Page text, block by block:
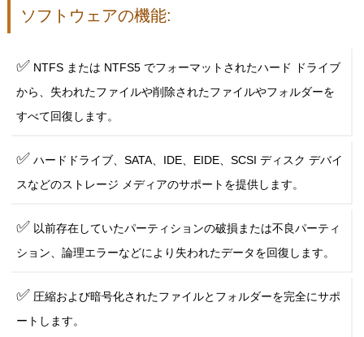
ソフトウェアの機能:
✅ NTFS または NTFS5 でフォーマットされたハード ドライブ
から、失われたファイルや削除されたファイルやフォルダーを
すべて回復します。
✅ ハードドライブ、SATA、IDE、EIDE、SCSI ディスク デバイ
スなどのストレージ メディアのサポートを提供します。
✅ 以前存在していたパーティションの破損または不良パーティ
ション、論理エラーなどにより失われたデータを回復します。
✅ 圧縮および暗号化されたファイルとフォルダーを完全にサポ
ートします。